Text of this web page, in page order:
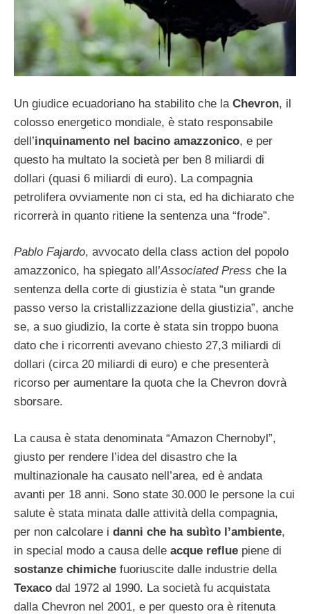
Un giudice ecuadoriano ha stabilito che la Chevron, il
colosso energetico mondiale, è stato responsabile
dell’inquinamento nel bacino amazzonico, e per
questo ha multato la società per ben 8 miliardi di
dollari (quasi 6 miliardi di euro). La compagnia
petrolifera ovviamente non ci sta, ed ha dichiarato che
ricorrerà in quanto ritiene la sentenza una “frode”.
Pablo Fajardo, avvocato della class action del popolo
amazzonico, ha spiegato all’Associated Press che la
sentenza della corte di giustizia è stata “un grande
passo verso la cristallizzazione della giustizia”, anche
se, a suo giudizio, la corte è stata sin troppo buona
dato che i ricorrenti avevano chiesto 27,3 miliardi di
dollari (circa 20 miliardi di euro) e che presenterà
ricorso per aumentare la quota che la Chevron dovrà
sborsare.
La causa è stata denominata “Amazon Chernobyl”,
giusto per rendere l’idea del disastro che la
multinazionale ha causato nell’area, ed è andata
avanti per 18 anni. Sono state 30.000 le persone la cui
salute è stata minata dalle attività della compagnia,
per non calcolare i danni che ha subìto l’ambiente,
in special modo a causa delle acque reflue piene di
sostanze chimiche fuoriuscite dalle industrie della
Texaco dal 1972 al 1990. La società fu acquistata
dalla Chevron nel 2001, e per questo ora è ritenuta